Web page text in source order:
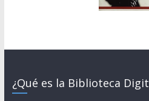
¿Qué es la Biblioteca